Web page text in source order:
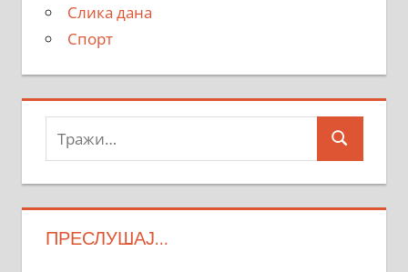
Слика дана
Спорт
Search
ПРЕСЛУШАЈ…